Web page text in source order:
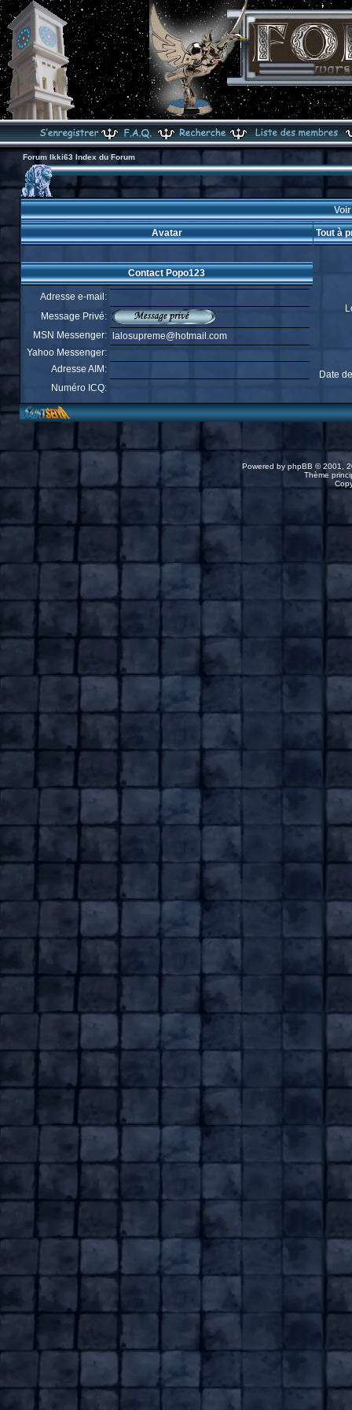
Forum Ikki63 Index du Forum
Avatar Tout à
Date
Contact Popo123
Adresse e-mail:
Message Privé:
MSN Messenger:
lalosupreme@hotmail.com
Yahoo Messenger:
Adresse AIM:
Numéro ICQ:
Powered by phpBB © 2001,
Thème